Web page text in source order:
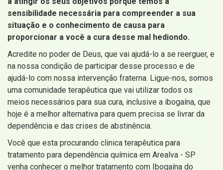
sensibilidade necessária para compreender a sua
situação e o conhecimento de causa para
proporcionar a você a cura desse mal hediondo.
Acredite no poder de Deus, que vai ajudá-lo a se reerguer, e
na nossa condição de participar desse processo e de
ajudá-lo com nossa intervenção fraterna. Ligue-nos, somos
uma comunidade terapêutica que vai utilizar todos os
meios necessários para sua cura, inclusive a ibogaína, que
hoje é a melhor alternativa para quem precisa se livrar da
dependência e das crises de abstinência.
Você que esta procurando clinica terapêutica para
tratamento para dependência química em Arealva - SP
venha conhecer o melhor tratamento com Ibogaína do